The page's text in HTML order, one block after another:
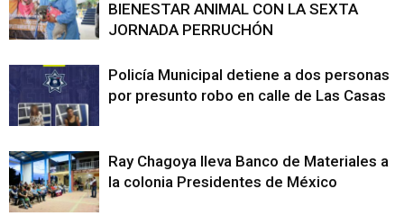
BIENESTAR ANIMAL CON LA SEXTA
JORNADA PERRUCHÓN
Policía Municipal detiene a dos personas
por presunto robo en calle de Las Casas
Ray Chagoya lleva Banco de Materiales a
la colonia Presidentes de México